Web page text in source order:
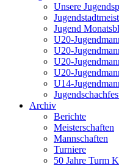
Unsere
Jugend
U20-
U20-
U20-
U20-
U14-
Archiv
Berichte
Meisterschaften
Mannschaften
Turniere
50 Jahre Turm